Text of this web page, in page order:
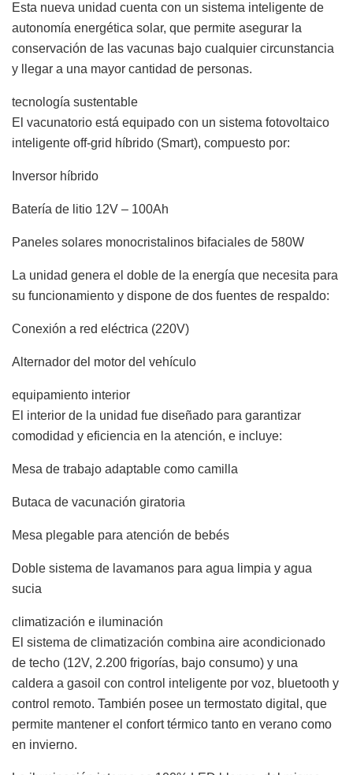
Esta nueva unidad cuenta con un sistema inteligente de
autonomía energética solar, que permite asegurar la
conservación de las vacunas bajo cualquier circunstancia
y llegar a una mayor cantidad de personas.
tecnología sustentable
El vacunatorio está equipado con un sistema fotovoltaico
inteligente off-grid híbrido (Smart), compuesto por:
Inversor híbrido
Batería de litio 12V – 100Ah
Paneles solares monocristalinos bifaciales de 580W
La unidad genera el doble de la energía que necesita para
su funcionamiento y dispone de dos fuentes de respaldo:
Conexión a red eléctrica (220V)
Alternador del motor del vehículo
equipamiento interior
El interior de la unidad fue diseñado para garantizar
comodidad y eficiencia en la atención, e incluye:
Mesa de trabajo adaptable como camilla
Butaca de vacunación giratoria
Mesa plegable para atención de bebés
Doble sistema de lavamanos para agua limpia y agua
sucia
climatización e iluminación
El sistema de climatización combina aire acondicionado
de techo (12V, 2.200 frigorías, bajo consumo) y una
caldera a gasoil con control inteligente por voz, bluetooth y
control remoto. También posee un termostato digital, que
permite mantener el confort térmico tanto en verano como
en invierno.